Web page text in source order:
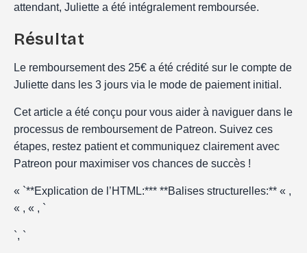
attendant, Juliette a été intégralement remboursée.
Résultat
Le remboursement des 25€ a été crédité sur le compte de
Juliette dans les 3 jours via le mode de paiement initial.
Cet article a été conçu pour vous aider à naviguer dans le
processus de remboursement de Patreon. Suivez ces
étapes, restez patient et communiquez clairement avec
Patreon pour maximiser vos chances de succès !
« `**Explication de l’HTML:*** **Balises structurelles:** « ,
« , « , `
`, `